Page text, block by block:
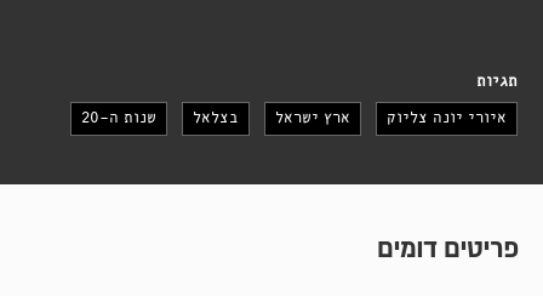
תגיות
איורי יונה צליוק ארץ ישראל בצלאל שנות ה-20
פריטים דומים